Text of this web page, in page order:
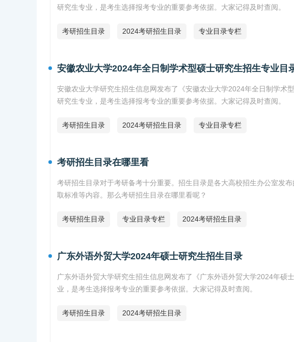
研究生专业，是考生选择报考专业的重要参考依据。大家记得及时查阅。
考研招生目录 2024考研招生目录 专业目录专栏
安徽农业大学2024年全日制学术型硕士研究生招生专业目
安徽农业大学研究生招生信息网发布了《安徽农业大学2024年全日制学术
研究生专业，是考生选择报考专业的重要参考依据。大家记得及时查阅。
考研招生目录 2024考研招生目录 专业目录专栏
考研招生目录在哪里看
考研招生目录对于考研备考十分重要。招生目录是各大高校招生办公室发
取标准等内容。那么考研招生目录在哪里看呢？
考研招生目录 专业目录专栏 2024考研招生目录
广东外语外贸大学2024年硕士研究生招生目录
广东外语外贸大学研究生招生信息网发布了《广东外语外贸大学2024年硕
业，是考生选择报考专业的重要参考依据。大家记得及时查阅。
考研招生目录 2024考研招生目录